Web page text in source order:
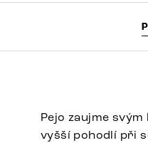
Pejo zaujme
vyšší pohodlí při